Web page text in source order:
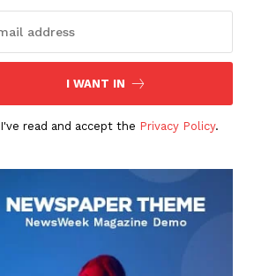
I WANT IN
I've read and accept the Privacy Policy.